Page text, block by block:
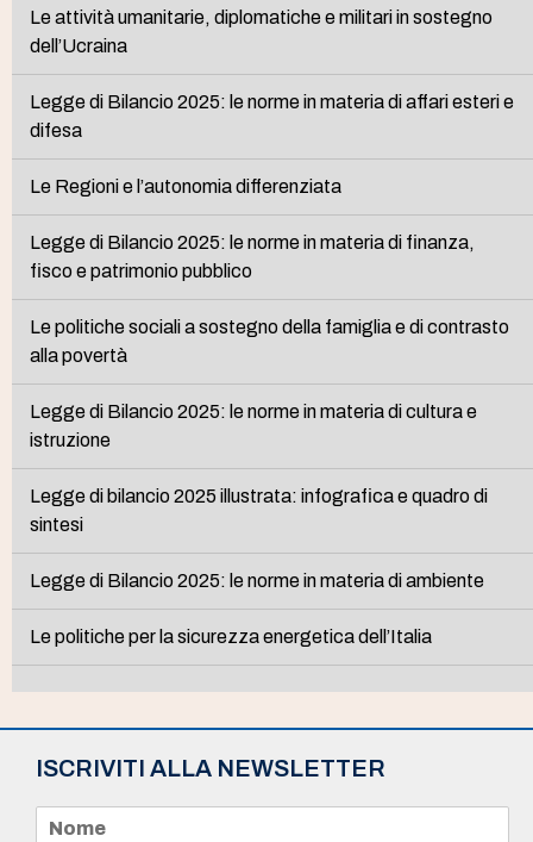
Le attività umanitarie, diplomatiche e militari in sostegno
dell’Ucraina
Legge di Bilancio 2025: le norme in materia di affari esteri e
difesa
Le Regioni e l’autonomia differenziata
Legge di Bilancio 2025: le norme in materia di finanza,
fisco e patrimonio pubblico
Le politiche sociali a sostegno della famiglia e di contrasto
alla povertà
Legge di Bilancio 2025: le norme in materia di cultura e
istruzione
Legge di bilancio 2025 illustrata: infografica e quadro di
sintesi
Legge di Bilancio 2025: le norme in materia di ambiente
Le politiche per la sicurezza energetica dell’Italia
ISCRIVITI ALLA NEWSLETTER